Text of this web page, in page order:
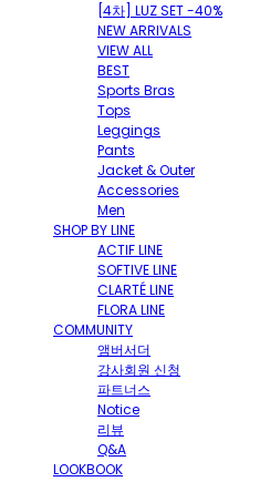
[4차] LUZ SET -40%
NEW ARRIVALS
VIEW ALL
BEST
Sports Bras
Tops
Leggings
Pants
Jacket & Outer
Accessories
Men
SHOP BY LINE
ACTIF LINE
SOFTIVE LINE
CLARTÉ LINE
FLORA LINE
COMMUNITY
앰버서더
강사회원 신청
파트너스
Notice
리뷰
Q&A
LOOKBOOK